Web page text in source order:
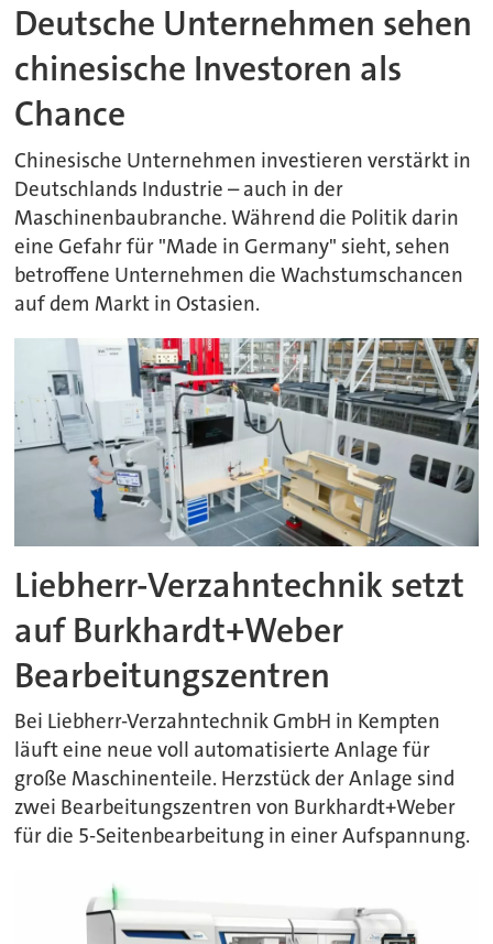
Deutsche Unternehmen sehen
chinesische Investoren als
Chance
Chinesische Unternehmen investieren verstärkt in
Deutschlands Industrie – auch in der
Maschinenbaubranche. Während die Politik darin
eine Gefahr für "Made in Germany" sieht, sehen
betroffene Unternehmen die Wachstumschancen
auf dem Markt in Ostasien.
Liebherr-Verzahntechnik setzt
auf Burkhardt+Weber
Bearbeitungszentren
Bei Liebherr-Verzahntechnik GmbH in Kempten
läuft eine neue voll automatisierte Anlage für
große Maschinenteile. Herzstück der Anlage sind
zwei Bearbeitungszentren von Burkhardt+Weber
für die 5-Seitenbearbeitung in einer Aufspannung.